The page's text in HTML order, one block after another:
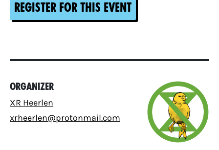
Register for this event
Organizer
XR Heerlen
xrheerlen@protonmail.com